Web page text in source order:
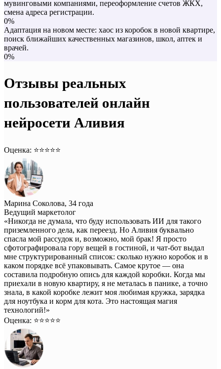
мувинговыми компаниями, переоформление счетов ЖКХ,
смена адреса регистрации.
0%
Адаптация на новом месте: хаос из коробок в новой квартире,
поиск ближайших качественных магазинов, школ, аптек и
врачей.
0%
Отзывы реальных
пользователей онлайн
нейросети Аливия
Оценка: ⭐️⭐️⭐️⭐️⭐️
Марина Соколова, 34 года
Ведущий маркетолог
«Никогда не думала, что буду использовать ИИ для такого
приземленного дела, как переезд. Но Аливия буквально
спасла мой рассудок и, возможно, мой брак! Я просто
сфотографировала гору вещей в гостиной, и чат-бот выдал
мне структурированный список: сколько нужно коробок и в
каком порядке всё упаковывать. Самое крутое — она
составила подробную опись для каждой коробки. Когда мы
приехали в новую квартиру, я не металась в панике, а точно
знала, в какой коробке лежит моя любимая кружка, зарядка
для ноутбука и корм для кота. Это настоящая магия
технологий!»
Оценка: ⭐️⭐️⭐️⭐️⭐️